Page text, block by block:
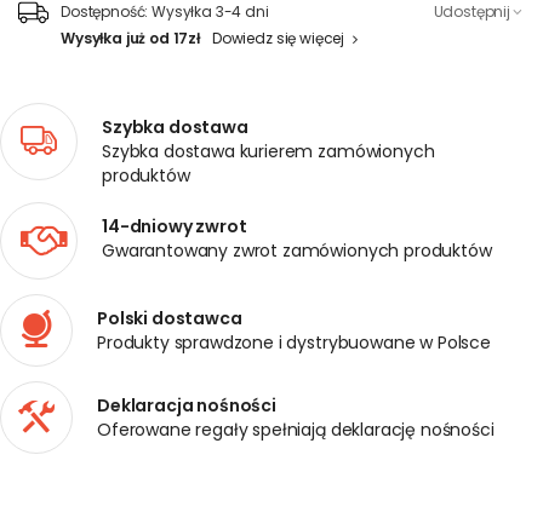
Dostępność: Wysyłka 3-4 dni
Wysyłka już od 17zł Dowiedz się więcej
Udostępnij
Szybka dostawa
Szybka dostawa kurierem zamówionych
produktów
14-dniowy zwrot
Gwarantowany zwrot zamówionych produktów
Polski dostawca
Produkty sprawdzone i dystrybuowane w Polsce
Deklaracja nośności
Oferowane regały spełniają deklarację nośności